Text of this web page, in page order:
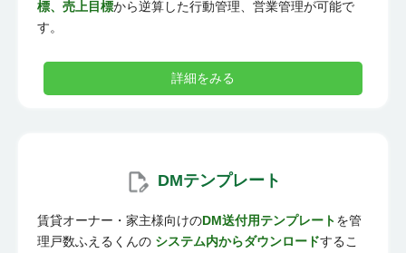
標、売上目標から逆算した行動管理、営業管理が可能で
す。
詳細をみる
DMテンプレート
賃貸オーナー・家主様向けのDM送付用テンプレートを管
理戸数ふえるくんの システム内からダウンロードするこ